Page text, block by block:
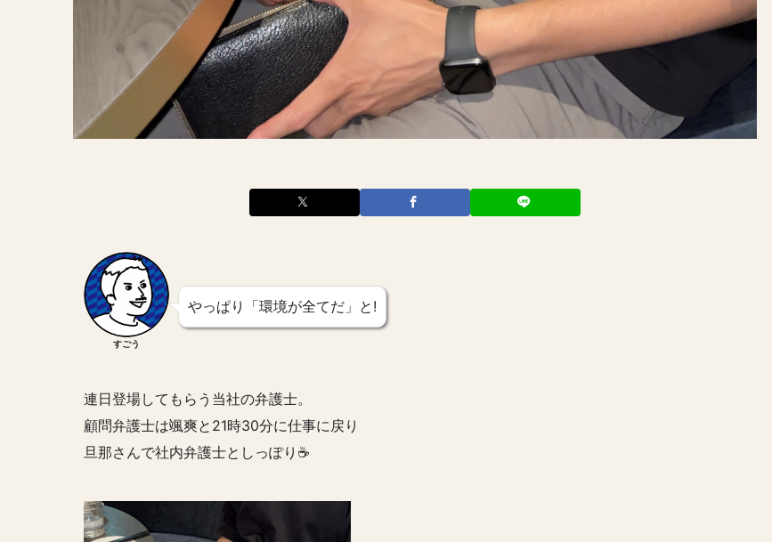
すごう
やっぱり「環境が全てだ」と!
連日登場してもらう当社の弁護士。
顧問弁護士は颯爽と21時30分に仕事に戻り
旦那さんで社内弁護士としっぽり☕️